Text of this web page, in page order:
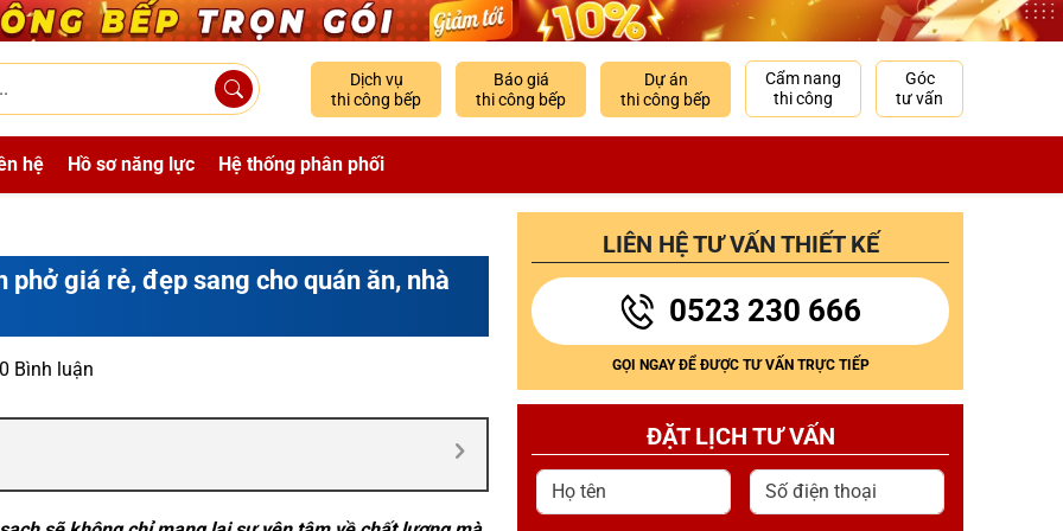
Dịch vụ
thi công bếp
Báo giá
thi công bếp
Dự án
thi công bếp
Cẩm nang
thi công
Góc
tư vấn
hệ Hồ sơ năng lực Hệ thống phân phối
phở giá rẻ, đẹp sang cho quán ăn, nhà
0 Bình luận
LIÊN HỆ TƯ VẤN THIẾT KẾ
0523 230 666
GỌI NGAY ĐỂ ĐƯỢC TƯ VẤN TRỰC TIẾP
ĐẶT LỊCH TƯ VẤN
Họ tên Số điện thoại